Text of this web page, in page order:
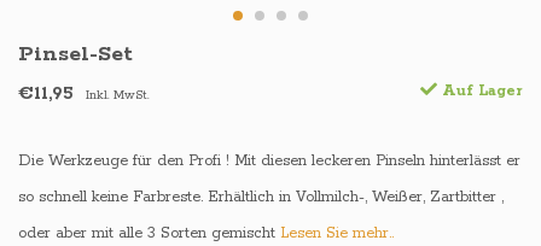
Pinsel-Set
€11,95 Inkl. MwSt. Auf Lager
Die Werkzeuge für den Profi ! Mit diesen leckeren Pinseln hinterlässt er
so schnell keine Farbreste. Erhältlich in Vollmilch-, Weißer, Zartbitter ,
oder aber mit alle 3 Sorten gemischt Lesen Sie mehr..